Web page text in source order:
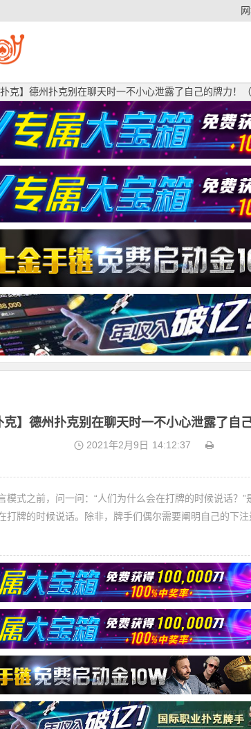
扑克】德州扑克别在聊天时一不小心泄露了自己的牌力！（
克】德州扑克别在聊天时一不小心泄露了自
2021年2月9日 14:12:37
模式之前，问一问：“人们为什么会在打牌的时候说话？
打牌的时候说话。除非，牌手们偶尔需要阐明自己的下